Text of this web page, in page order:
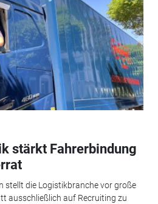
stärkt Fahrerbindung
stellt die Logistikbranche vor große
ausschließlich auf Recruiting zu